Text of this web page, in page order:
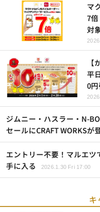
マ
7
対
平
0
ジムニー・ハスラー・N-
セールにCRAFT WORKSが
エントリー不要！マルエツ
手に入る
2026.1.30 Fri 17:00
キ